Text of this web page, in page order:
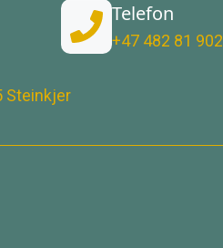
Telefon
+47 482 81 902
Steinkjer